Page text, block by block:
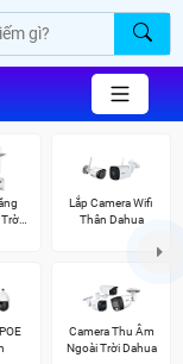
Lắp Camera Wifi
Thân Dahua
Camera Thu Âm
Ngoài Trời Dahua